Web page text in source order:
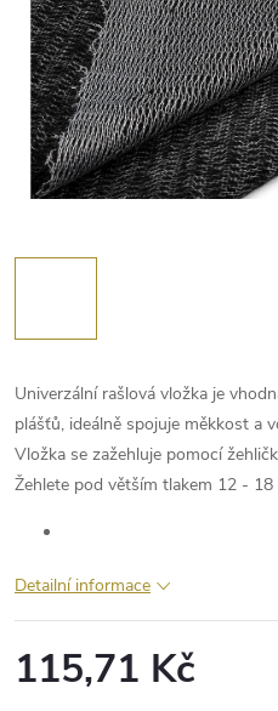
Univerzální rašlová vložka je
plášťů, ideálně spojuje měkkost a
Vložka se zažehluje pomocí
Žehlete pod větším tlakem 12 - 18
Detailní informace
115,71 Kč